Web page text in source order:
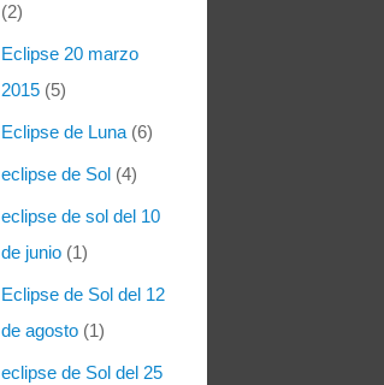
(2)
Eclipse 20 marzo
2015 (5)
Eclipse de Luna (6)
eclipse de Sol (4)
eclipse de sol del 10
de junio (1)
Eclipse de Sol del 12
de agosto (1)
eclipse de Sol del 25